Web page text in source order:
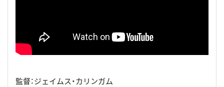
監督：ジェイムス・カリンガム